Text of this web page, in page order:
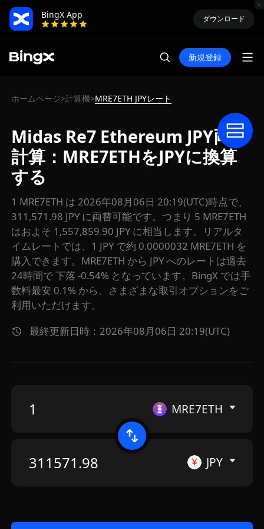
BingX App
ダウンロード
新規登録
ホームページ>計算機>MRE7ETH JPYレート
Midas Re7 Ethereum JPY両替
計算：MRE7ETHをJPYに換算
する
1 MRE7ETH は 2026年08月06日 20:19(UTC)時点で、
311,571.98 JPY に両替可能です。つまり 5 MRE7ETH
はおよそ 1,557,859.90 JPY に相当します。リアルタ
イムレートでは、1 JPY で約 0.0000032 MRE7ETH を
購入できます。MRE7ETH から JPY へのレートは過去
24時間で 下落 -0.54% となっています。BingX では手
数料最安 0.1% から、さまざまな取引オプションをご
利用いただけます。
最終更新日時：2026年08月06日 20:19(UTC)
MRE7ETH
JPY